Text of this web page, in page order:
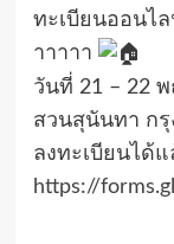
ทะเบียนออนไ
าาาาา
วันที่ 21 – 22
สวนสุนันทา กรุ
ลงทะเบียนได้
https://